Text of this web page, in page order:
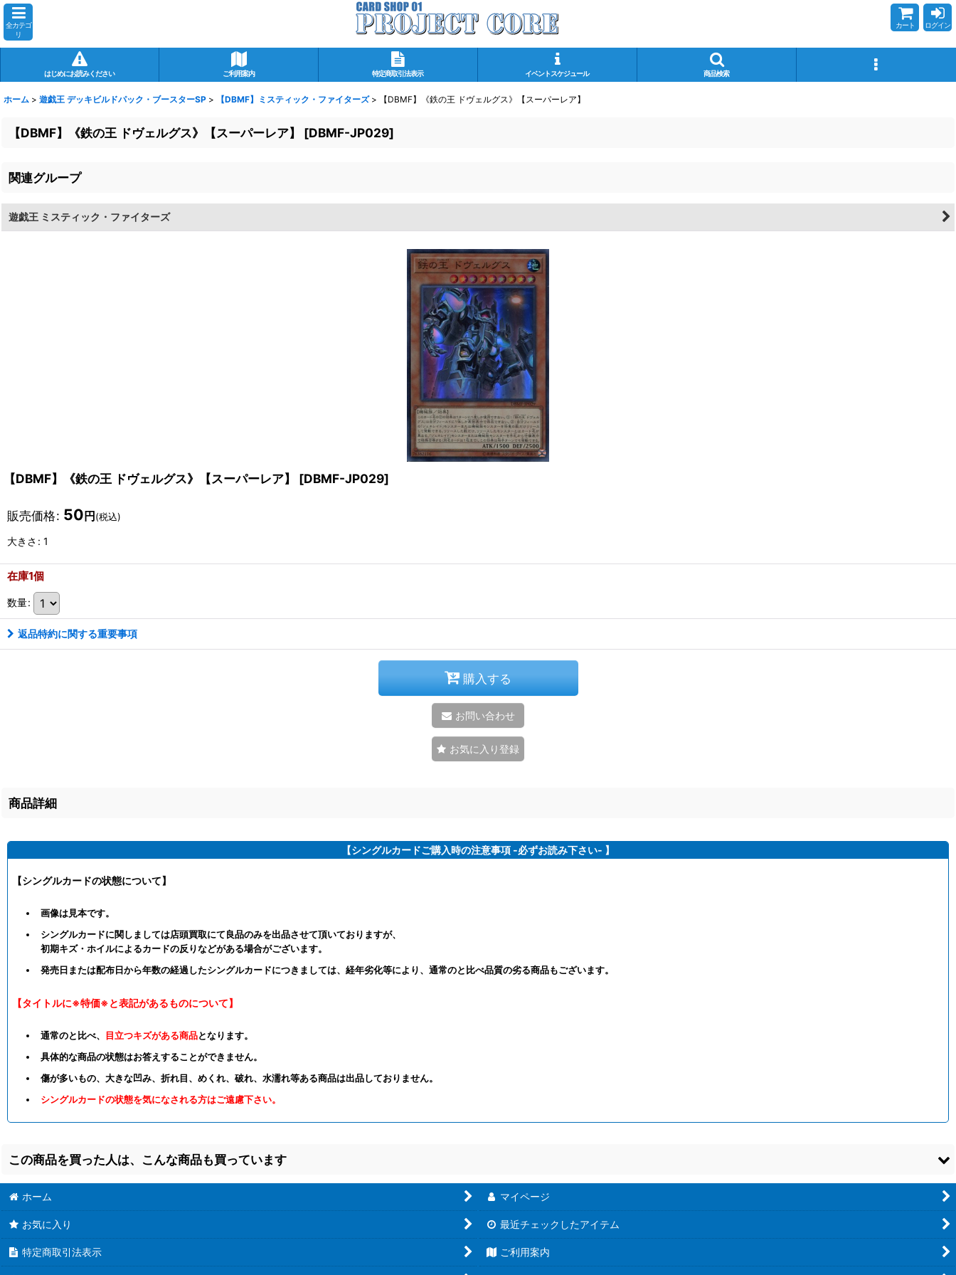
全カテゴ
リ
カート ログイン
はじめにお読みください ご利用案内 特定商取引法表示 イベントスケジュール 商品検索
ホーム > 遊戯王 デッキビルドパック・ブースターSP > 【DBMF】ミスティック・ファイターズ > 【DBMF】《鉄の王 ドヴェルグス》【スーパーレア】
【DBMF】《鉄の王 ドヴェルグス》【スーパーレア】 [DBMF-JP029]
関連グループ
遊戯王 ミスティック・ファイターズ
【DBMF】《鉄の王 ドヴェルグス》【スーパーレア】 [DBMF-JP029]
販売価格: 50 円 (税込)
大きさ : 1
在庫1個
数量:
返品特約に関する重要事項
購入する
お問い合わせ
お気に入り登録
商品詳細
【シングルカードご購入時の注意事項 -必ずお読み下さい- 】
【シングルカードの状態について】
画像は見本です。
シングルカードに関しましては店頭買取にて良品のみを出品させて頂いておりますが、
初期キズ・ホイルによるカードの反りなどがある場合がございます。
発売日または配布日から年数の経過したシングルカードにつきましては、経年劣化等により、通常のと比べ品質の劣る商品もございます。
【タイトルに※特価※と表記があるものについて】
通常のと比べ、 目立つキズがある商品となります。
具体的な商品の状態はお答えすることができません。
傷が多いもの、大きな凹み、折れ目、めくれ、破れ、水濡れ等ある商品は出品しておりません。
シングルカードの状態を気になされる方はご遠慮下さい。
この商品を買った人は、こんな商品も買っています
ホーム マイページ
お気に入り 最近チェックしたアイテム
特定商取引法表示 ご利用案内